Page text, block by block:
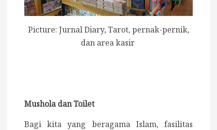
Picture: Jurnal Diary, Tarot, pernak-pernik,
dan area kasir
Mushola dan Toilet
Bagi kita yang beragama Islam, fasilitas